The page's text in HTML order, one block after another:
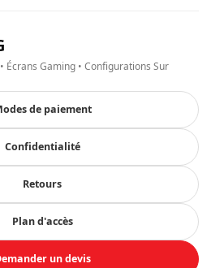
Écrans Gaming • Configurations Sur
de paiement
Confidentialité
Retours
Plan d'accès
un devis